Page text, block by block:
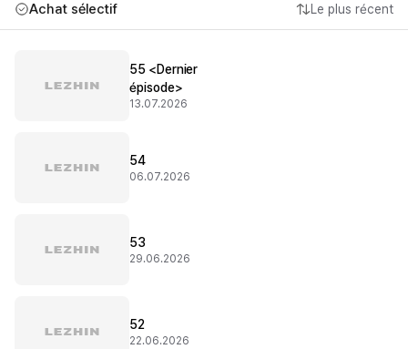
Achat sélectif Le plus récent
55 <Dernier
épisode>
13.07.2026
54
06.07.2026
53
29.06.2026
52
22.06.2026